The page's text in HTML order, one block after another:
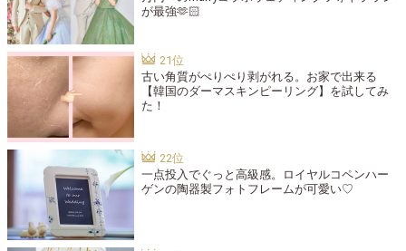
が最強🫶🏻
古い角質がぺりぺり剥がれる。お家で出来る
【韓国のダーマスキンピーリング】を試してみ
た！
一点投入でぐっと高級感。ロイヤルコペンハー
ゲンの陶器製フォトフレームが可愛い♡